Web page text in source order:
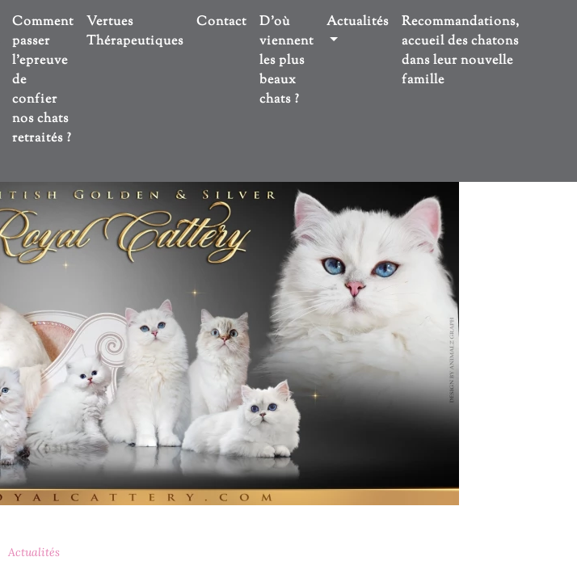
Comment
passer
l'epreuve
de
confier
nos chats
retraités ?
Vertues
Thérapeutiques
Contact
D'où
viennent
les plus
beaux
chats ?
Actualités
Recommandations,
accueil des chatons
dans leur nouvelle
famille
Actualités